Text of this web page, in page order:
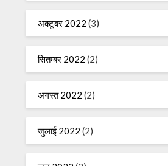
अक्टूबर 2022 (3)
सितम्बर 2022 (2)
अगस्त 2022 (2)
जुलाई 2022 (2)